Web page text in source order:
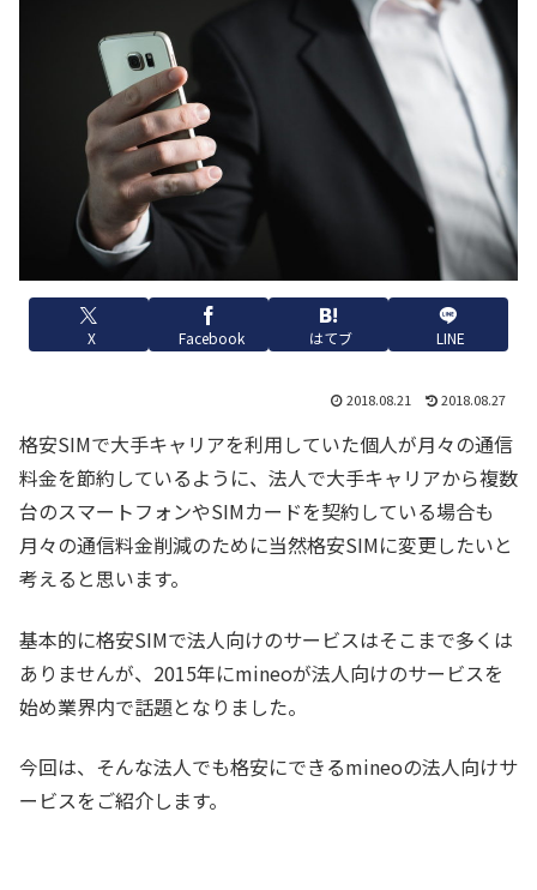
X Facebook はてブ LINE
2018.08.21 2018.08.27
格安SIMで大手キャリアを利用していた個人が月々の通信
料金を節約しているように、法人で大手キャリアから複数
台のスマートフォンやSIMカードを契約している場合も
月々の通信料金削減のために当然格安SIMに変更したいと
考えると思います。
基本的に格安SIMで法人向けのサービスはそこまで多くは
ありませんが、2015年にmineoが法人向けのサービスを
始め業界内で話題となりました。
今回は、そんな法人でも格安にできるmineoの法人向けサ
ービスをご紹介します。